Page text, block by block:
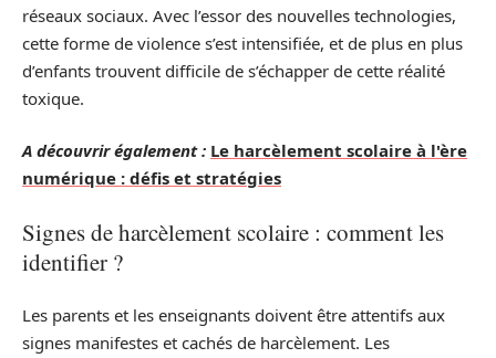
réseaux sociaux. Avec l’essor des nouvelles technologies,
cette forme de violence s’est intensifiée, et de plus en plus
d’enfants trouvent difficile de s’échapper de cette réalité
toxique.
A découvrir également : Le harcèlement scolaire à l'ère
numérique : défis et stratégies
Signes de harcèlement scolaire : comment les
identifier ?
Les parents et les enseignants doivent être attentifs aux
signes manifestes et cachés de harcèlement. Les